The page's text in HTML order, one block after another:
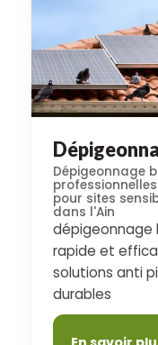
Dépigeonnage
pour sites
dans l'Ain
dépigeonnage
rapide et
solutions anti
durables